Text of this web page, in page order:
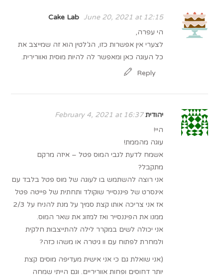
Cake Lab June 20, 2021 at 12:15
הי עפרה,
לצערי אין אפשרות כזו, הג’לטין הוא זה שמייצב את
כל העוגה כאן ומאפשר לה להיות מוסית ואוורירית.
Reply
יהודית February 4, 2021 at 16:37
היי!
עוגה מהממת!
אשמח לדעת לגבי המוס פטל – איזה מרקם
מתקבל?
אני רוצה להשתמש בו לעוגה של מוס פטל בלבד עם
אינסרט של פיננסייר שוקולד ותחתית של פייטה פטל
אז אני צריכה אותו קצת סמיך על מנת להניח על 2/3
ממנו את הפיננסייר ואז למזוג את שאר המוס.
אני יכולה לשים במקרר לילה להתייצבות חלקית
ולמחרת לפתוח עם וו גיטרה או משהו כזה?
(אני שואלת גם כי אני אישית מעדיפה מוסים קצת
יותר דחוסים ופחות אווריריים. וגם הייתי שמחה